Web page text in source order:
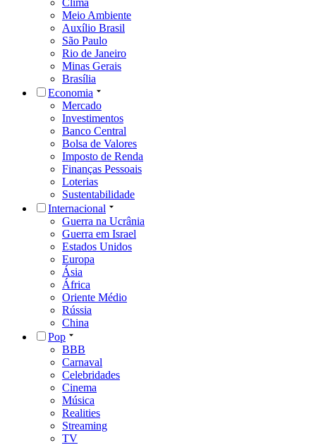
Clima
Meio Ambiente
Auxílio Brasil
São Paulo
Rio de Janeiro
Minas Gerais
Brasília
Economia
Mercado
Investimentos
Banco Central
Bolsa de Valores
Imposto de Renda
Finanças Pessoais
Loterias
Sustentabilidade
Internacional
Guerra na Ucrânia
Guerra em Israel
Estados Unidos
Europa
Ásia
África
Oriente Médio
Rússia
China
Pop
BBB
Carnaval
Celebridades
Cinema
Música
Realities
Streaming
TV